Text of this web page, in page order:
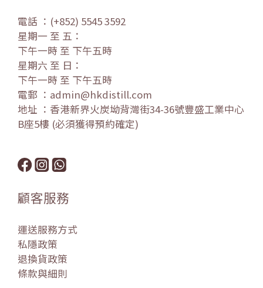
電話 ：(+852) 5545 3592
星期一 至 五：
下午一時 至 下午五時
星期六 至 日：
下午一時 至 下午五時
電郵 ：admin@hkdistill.com
地址 ：香港新界火炭坳背灣街34-36號豐盛工業中心
B座5樓 (必須獲得預約確定)
顧客服務
運送服務方式
私隱政策
退換貨政策
條款與細則